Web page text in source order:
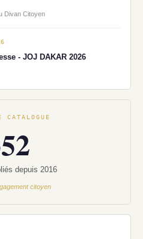
Divan Citoyen
- JOJ DAKAR 2026
CATALOGUE
depuis 2016
citoyen